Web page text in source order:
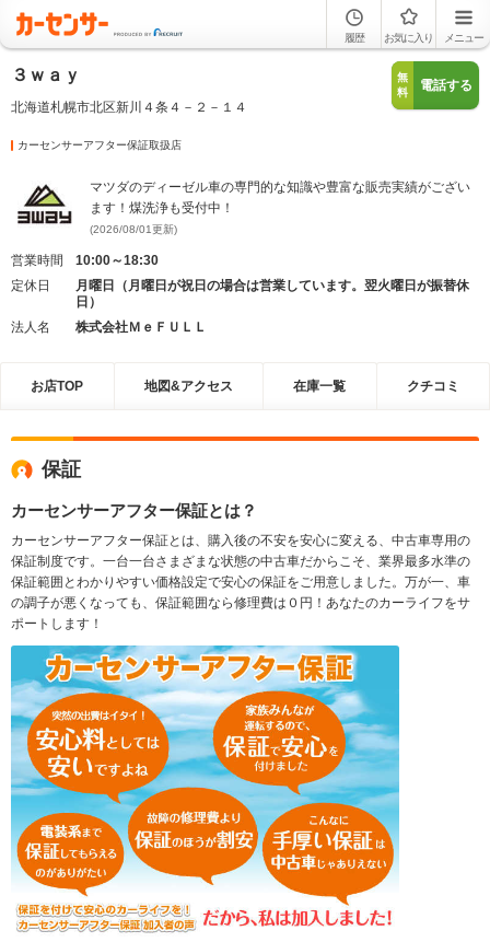
履歴 お気に入り メニュー
３ｗａｙ
北海道札幌市北区新川４条４－２－１４
無
料
電話する
カーセンサーアフター保証取扱店
マツダのディーゼル車の専門的な知識や豊富な販売実績がござい
ます！煤洗浄も受付中！
(2026/08/01更新)
営業時間
10:00～18:30
定休日
月曜日（月曜日が祝日の場合は営業しています。翌火曜日が振替休
日）
法人名
株式会社ＭｅＦＵＬＬ
お店TOP 地図&アクセス 在庫一覧 クチコミ
保証
カーセンサーアフター保証とは？
カーセンサーアフター保証とは、購入後の不安を安心に変える、中古車専用の
保証制度です。一台一台さまざまな状態の中古車だからこそ、業界最多水準の
保証範囲とわかりやすい価格設定で安心の保証をご用意しました。万が一、車
の調子が悪くなっても、保証範囲なら修理費は０円！あなたのカーライフをサ
ポートします！